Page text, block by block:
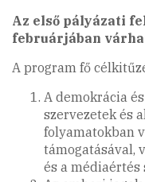
Az első pályázati
februárjában
A program fő
A demokrácia
szervezetek és
folyamatokban
támogatásával,
és a